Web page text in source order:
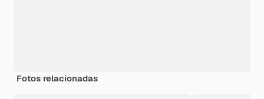
Fotos relacionadas